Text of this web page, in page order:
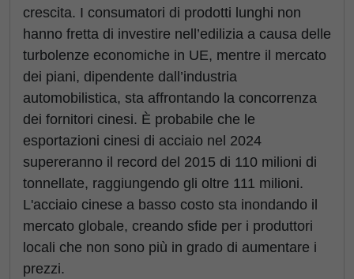
crescita. I consumatori di prodotti lunghi non
hanno fretta di investire nell’edilizia a causa delle
turbolenze economiche in UE, mentre il mercato
dei piani, dipendente dall’industria
automobilistica, sta affrontando la concorrenza
dei fornitori cinesi. È probabile che le
esportazioni cinesi di acciaio nel 2024
supereranno il record del 2015 di 110 milioni di
tonnellate, raggiungendo gli oltre 111 milioni.
L'acciaio cinese a basso costo sta inondando il
mercato globale, creando sfide per i produttori
locali che non sono più in grado di aumentare i
prezzi.